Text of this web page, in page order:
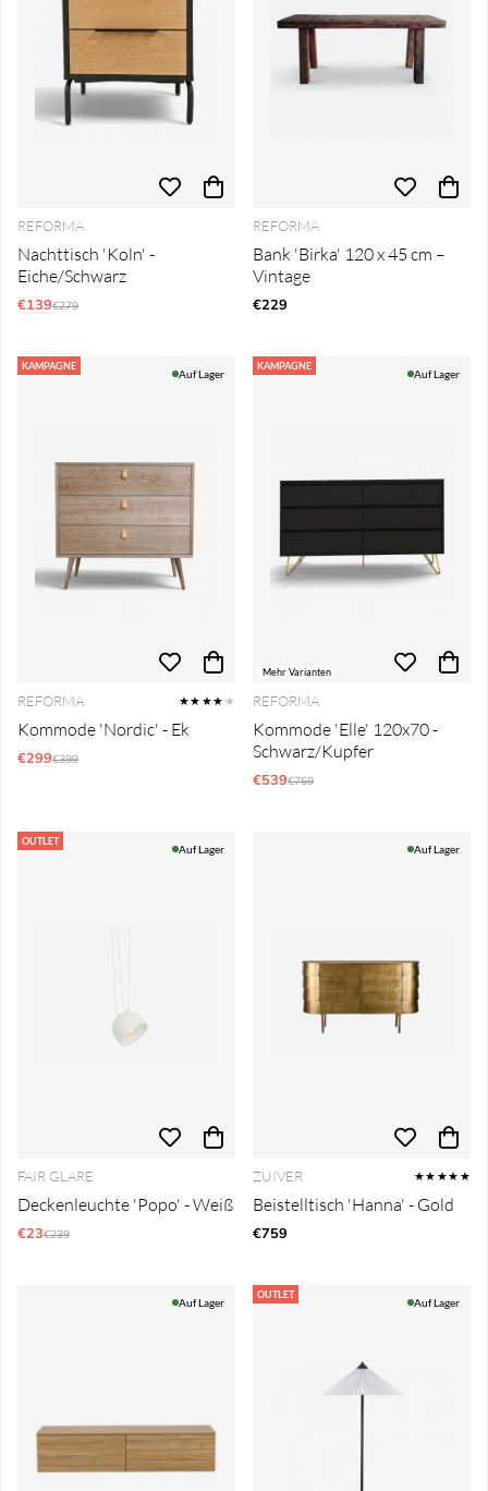
REFORMA
Nachttisch 'Koln' -
Eiche/Schwarz
€139Regulärer Preis:
€279
REFORMA
Bank 'Birka' 120 x 45 cm –
Vintage
€229
KAMPAGNE
Auf Lager
REFORMA ★★★★ ★
Kommode 'Nordic' - Ek
€299Regulärer Preis:
€399
KAMPAGNE
Mehr Varianten
Auf Lager
REFORMA
Kommode 'Elle' 120x70 -
Schwarz/Kupfer
€539Regulärer Preis:
€769
OUTLET
Auf Lager
FAIR GLARE
Deckenleuchte 'Popo' - Weiß
€23Regulärer Preis:
€239
Auf Lager
ZUIVER ★★★★★
Beistelltisch 'Hanna' - Gold
€759
Auf Lager
OUTLET
Auf Lager